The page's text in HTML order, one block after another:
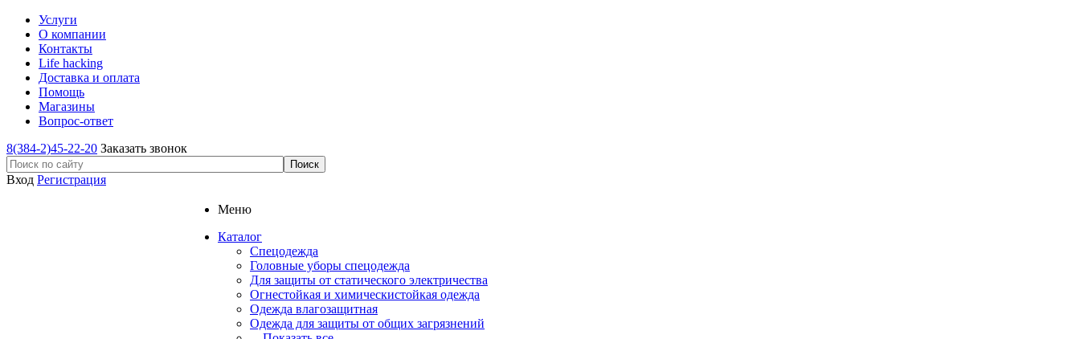
Услуги
О компании
Контакты
Life hacking
Доставка и оплата
Помощь
Магазины
Вопрос-ответ
8(384-2)45-22-20 Заказать звонок
Вход Регистрация
Меню
Каталог
Спецодежда
Головные уборы спецодежда
Для защиты от статического электричества
Огнестойкая и химическистойкая одежда
Одежда влагозащитная
Одежда для защиты от общих загрязнений